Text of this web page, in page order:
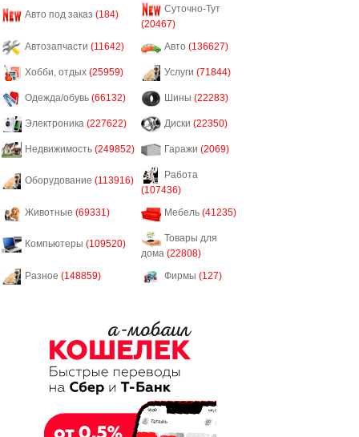
Авто под заказ (184)
Суточно-Тут
(20467)
Автозапчасти (11642) Авто (136627)
Хобби, отдых (25959) Услуги (71844)
Одежда/обувь (66132) Шины (22283)
Электроника (227622) Диски (22350)
Недвижимость (249852) Гаражи (2069)
Оборудование (113916)
Работа
(107436)
Животные (69331) Мебель (41235)
Компьютеры (109520)
Товары для
дома (22808)
Разное (148859) Фирмы (127)